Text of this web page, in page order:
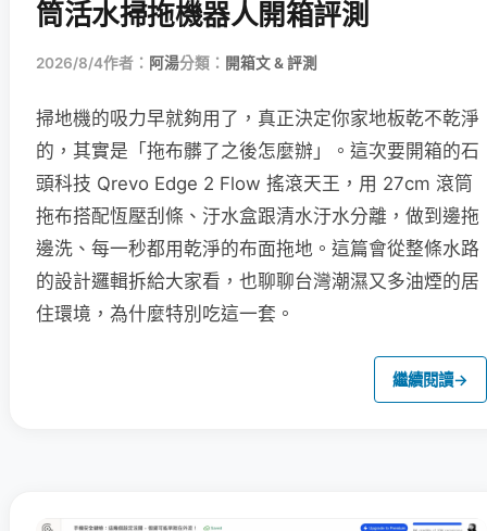
筒活水掃拖機器人開箱評測
2026/8/4作者： 阿湯分類： 開箱文 & 評測
掃地機的吸力早就夠用了，真正決定你家地板乾不乾淨
的，其實是「拖布髒了之後怎麼辦」。這次要開箱的石
頭科技 Qrevo Edge 2 Flow 搖滾天王，用 27cm 滾筒
拖布搭配恆壓刮條、汙水盒跟清水汙水分離，做到邊拖
邊洗、每一秒都用乾淨的布面拖地。這篇會從整條水路
的設計邏輯拆給大家看，也聊聊台灣潮濕又多油煙的居
住環境，為什麼特別吃這一套。
繼續閱讀→